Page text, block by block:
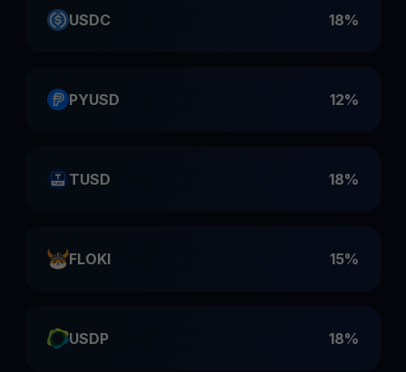
USDC 18%
PYUSD 12%
TUSD 18%
FLOKI 15%
USDP 18%